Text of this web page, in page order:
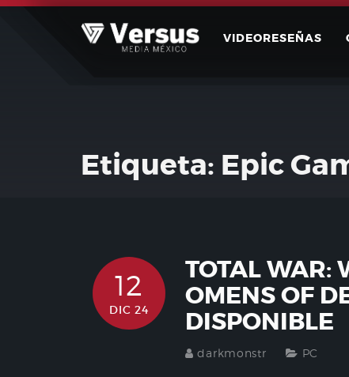
Skip
VIDEORESEÑAS
Etiqueta: Epic
12
DIC 24
TOTAL WAR:
OMENS OF
DISPONIBLE
darkmonstr PC